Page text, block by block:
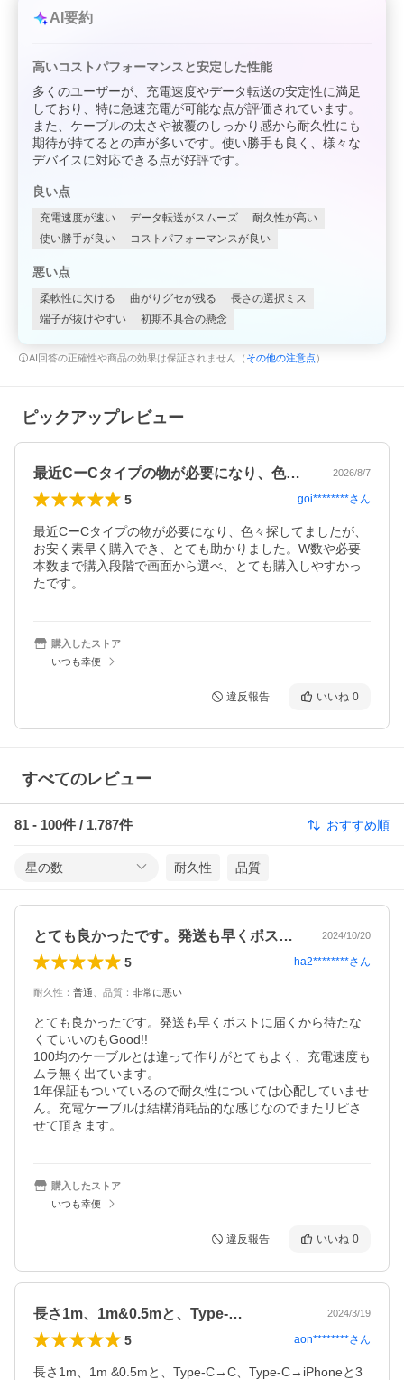
AI要約
高いコストパフォーマンスと安定した性能
多くのユーザーが、充電速度やデータ転送の安定性に満足
しており、特に急速充電が可能な点が評価されています。
また、ケーブルの太さや被覆のしっかり感から耐久性にも
期待が持てるとの声が多いです。使い勝手も良く、様々な
デバイスに対応できる点が好評です。
良い点
充電速度が速い データ転送がスムーズ
耐久性が高い
使い勝手が良い
コストパフォーマンスが良い
悪い点
柔軟性に欠ける 曲がりグセが残る
長さの選択ミス
端子が抜けやすい
初期不具合の懸念
AI回答の正確性や商品の効果は保証されません（ その他の注意点 ）
ピックアップレビュー
最近CーCタイプの物が必要になり、色々… 2026/8/7
5 goi********さん
最近CーCタイプの物が必要になり、色々探してましたが、
お安く素早く購入でき、とても助かりました。W数や必要
本数まで購入段階で画面から選べ、とても購入しやすかっ
たです。
購入したストア
いつも幸便
違反報告 いいね 0
すべてのレビュー
81 - 100件 / 1,787件 おすすめ順
星の数 耐久性 品質
とても良かったです。発送も早くポストに… 2024/10/20
5 ha2********さん
耐久性 ： 普通 品質 ： 非常に悪い
とても良かったです。発送も早くポストに届くから待たな
くていいのもGood!!
100均のケーブルとは違って作りがとてもよく、充電速度も
ムラ無く出ています。
1年保証もついているので耐久性については心配していませ
ん。充電ケーブルは結構消耗品的な感じなのでまたリピさ
せて頂きます。
購入したストア
いつも幸便
違反報告 いいね 0
長さ1m、1m&0.5mと、Type-… 2024/3/19
5 aon********さん
長さ1m、1m &0.5mと、Type-C→C、Type-C→iPhoneと3